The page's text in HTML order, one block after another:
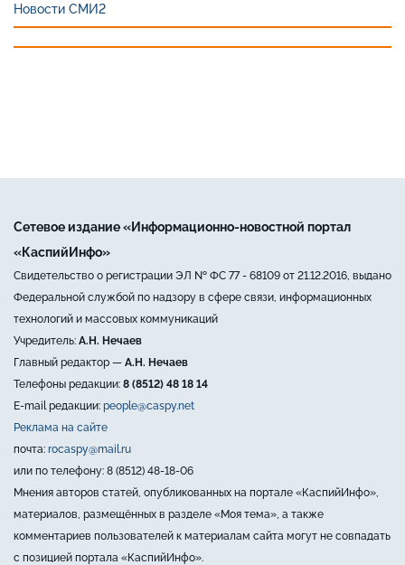
Новости СМИ2
Сетевое издание «Информационно-новостной портал
«КаспийИнфо»
Свидетельство о регистрации ЭЛ № ФС 77 - 68109 от 21.12.2016, выдано
Федеральной службой по надзору в сфере связи, информационных
технологий и массовых коммуникаций
Учредитель: А.Н. Нечаев
Главный редактор — А.Н. Нечаев
Телефоны редакции: 8 (8512) 48 18 14
E-mail редакции: people@caspy.net
Реклама на сайте
почта: rocaspy@mail.ru
или по телефону: 8 (8512) 48-18-06
Мнения авторов статей, опубликованных на портале «КаспийИнфо»,
материалов, размещённых в разделе «Моя тема», а также
комментариев пользователей к материалам сайта могут не совпадать
с позицией портала «КаспийИнфо».